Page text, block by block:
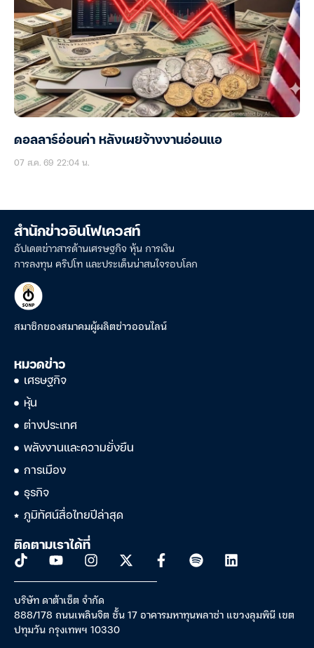
ดอลลาร์อ่อนค่า หลังเผยจ้างงานอ่อนแอ
07 ส.ค. 69 22:04 น.
สำนักข่าวอินโฟเควสท์
อัปเดตข่าวสารด้านเศรษฐกิจ หุ้น การเงิน
การลงทุน คริปโท และประเด็นน่าสนใจรอบโลก
สมาชิกของสมาคมผู้ผลิตข่าวออนไลน์
หมวดข่าว
เศรษฐกิจ
หุ้น
ต่างประเทศ
พลังงานและความยั่งยืน
การเมือง
ธุรกิจ
ภูมิทัศน์สื่อไทยปีล่าสุด
ติดตามเราได้ที่
บริษัท ดาต้าเซ็ต จำกัด
888/178 ถนนเพลินจิต ชั้น 17 อาคารมหาทุนพลาซ่า แขวงลุมพินี เขต
ปทุมวัน กรุงเทพฯ 10330